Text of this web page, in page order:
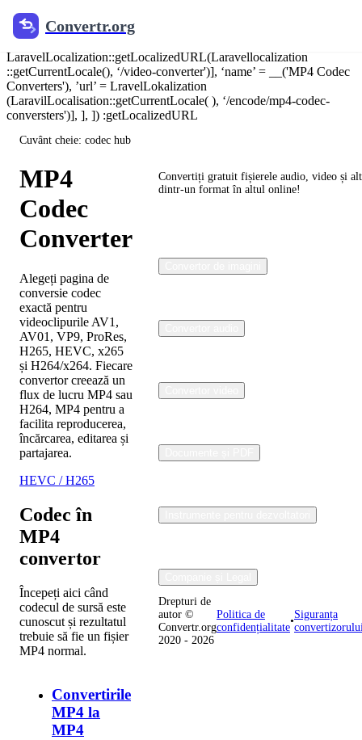
@include('components.jsonld.breadcrumb', [ 'breadcrumbs' =>
[‘name’ => __('Home'), 'url' => canonical_url('/')], [‘namă’ =>
___(Video Converter'), ‘url' =
LaravelLocalization::getLocalizedURL(Laravellocalization
::getCurrentLocale(), ‘/video-converter')], ‘name’ = __('MP4 Codec
Converters'), ’url’ = LravelLokalization
(LaravilLocalisation::getCurrentLocale( ), ‘/encode/mp4-codec-
conversters')], ], ]) :getLocalizedURL
Convertr.org
Cuvânt cheie: codec hub
MP4
Codec
Converter
Alegeți pagina de
conversie codec
exactă pentru
videoclipurile AV1,
AV01, VP9, ProRes,
H265, HEVC, x265
și H264/x264. Fiecare
convertor creează un
flux de lucru MP4 sau
H264, MP4 pentru a
facilita reproducerea,
încărcarea, editarea și
partajarea.
HEVC / H265
Codec în
MP4
convertor
Începeți aici când
codecul de sursă este
cunoscut și rezultatul
trebuie să fie un fișier
MP4 normal.
Convertirile
MP4 la
MP4
Convertiți gratuit fișierele audio, video și
dintr-un format în altul online!
Drepturi de
autor ©
Convertr.org
2020 - 2026
Politica de
confidențialitate
•
Siguranța